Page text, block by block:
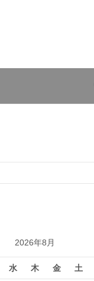
2026年8月
水 木 金 土